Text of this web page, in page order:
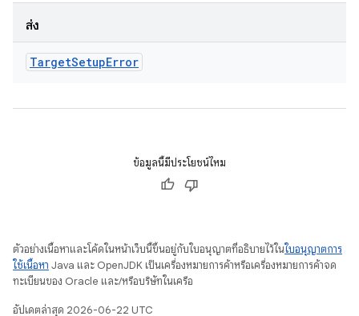
ส่ง
TargetSetupError
ข้อมูลนี้มีประโยชน์ไหม
ตัวอย่างเนื้อหาและโค้ดในหน้าเว็บนี้ขึ้นอยู่กับใบอนุญาตที่อธิบายไว้ในใบอนุญาตการ
ใช้เนื้อหา Java และ OpenJDK เป็นเครื่องหมายการค้าหรือเครื่องหมายการค้าจด
ทะเบียนของ Oracle และ/หรือบริษัทในเครือ
อัปเดตล่าสุด 2026-06-22 UTC